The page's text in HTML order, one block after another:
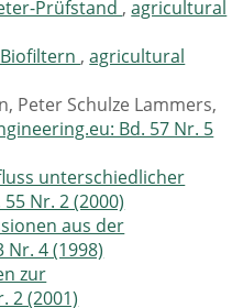
Prüfstand ,agricultural
,agricultural
Peter Schulze Lammers,
Bd. 57 Nr. 5
unterschiedlicher
Nr. 2 (2000)
aus der
4 (1998)
zur
2 (2001)